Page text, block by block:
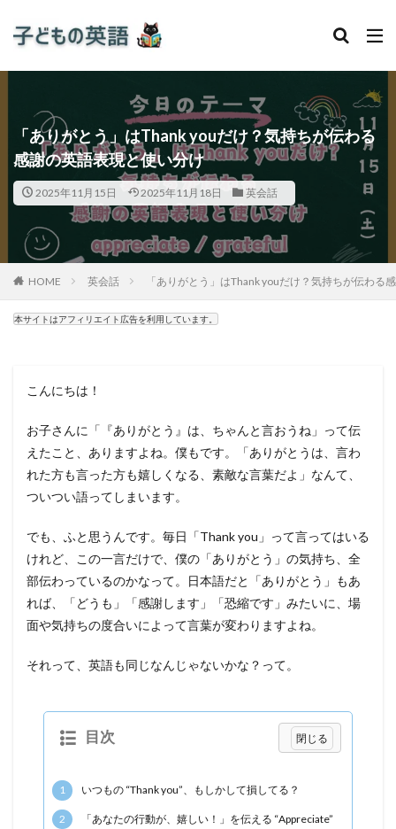
「ありがとう」はThank youだけ？気持ちが伝わる
感謝の英語表現と使い分け
2025年11月15日 2025年11月18日 英会話
HOME 英会話 「ありがとう」はThank youだけ？気持ちが伝わる
本サイトはアフィリエイト広告を利用しています。
こんにちは！
お子さんに「『ありがとう』は、ちゃんと言おうね」って伝
えたこと、ありますよね。僕もです。「ありがとうは、言わ
れた方も言った方も嬉しくなる、素敵な言葉だよ」なんて、
ついつい語ってしまいます。
でも、ふと思うんです。毎日「Thank you」って言ってはいる
けれど、この一言だけで、僕の「ありがとう」の気持ち、全
部伝わっているのかなって。日本語だと「ありがとう」もあ
れば、「どうも」「感謝します」「恐縮です」みたいに、場
面や気持ちの度合いによって言葉が変わりますよね。
それって、英語も同じなんじゃないかな？って。
目次
1 いつもの “Thank you”、もしかして損してる？
2 「あなたの行動が、嬉しい！」を伝える “Appreciate”